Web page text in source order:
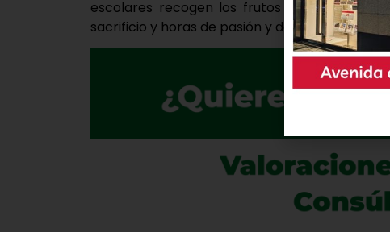
escolares recogen los frutos al trabajo que
sacrificio y horas de pasión y dedicación.